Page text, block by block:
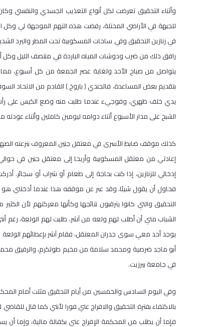
وأثناء التحقيق تعرضت لكل أنواع التعذيب الجسدي والنفسي
للجبهة في الأراضي المحتلة، رفضت هذه التهم الموجهة لي وكل
في زنازين التحقيق وفي ساحات المسكوبية تحت المطر والبرد
يتواصل من صباح الأحد ولغاية عصر الجمعة من كل أسبوع، مما
بتقديم بعض المساعدة، فالجندي ( باروخ ) القادم من الاتحاد
يدي خلف ظهري، وفوجيء عندما طلبت منه وضع الكيس على
الشبح على مدار الأسبوع أثناء دوامه ليومين كاملين وأثناء
كذلك موقف ضابط الأسرى في معتقل جنين المعروف بنزعته
إدخالي للزنازين، إذا كنت بحاجة إلى طعام أو شراب أو
فحاول أن يقول شيئا، وقد عبر عن موقفه هذا عندما أدخلني هو
التحقيق والتي كانوا يترقبون نتائجها وكأنها معركتهم لأن
الشباب مني أن أطلب لهم ولعه من آشر، طلبت لهم الولعة،
يوجد أحد معي سوى جدران المعتقل، فقام آشر بإعطائهم الولعة
أبو ماجد ضرصية ومحمد سلامة من مخيم طولكرم، والرفيق محمد
في جامعة بيرزيت.
وفي اليوم السادس والخمسين من أيام التحقيق مثلت أمام
بالاكتفاء بفترة التحقيق والافراج عني فورا لأنني كما قال
فإما أن يطلب من المحكمة الإفراج عني بكفالة مالية، وإما أن